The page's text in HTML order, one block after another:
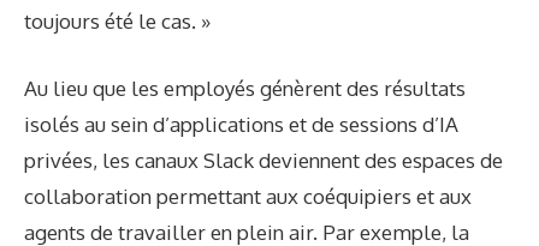
toujours été le cas. »
Au lieu que les employés génèrent des résultats
isolés au sein d’applications et de sessions d’IA
privées, les canaux Slack deviennent des espaces de
collaboration permettant aux coéquipiers et aux
agents de travailler en plein air. Par exemple, la